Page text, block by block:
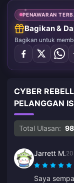
PENAWARAN
Bagikan &
Bagikan untuk
CYBER
PELANGGAN
Total Ulasan:
Jarrett M.
Saya